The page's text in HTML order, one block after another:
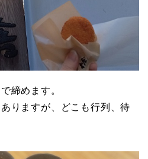
締めます。
りますが、どこも行列、待